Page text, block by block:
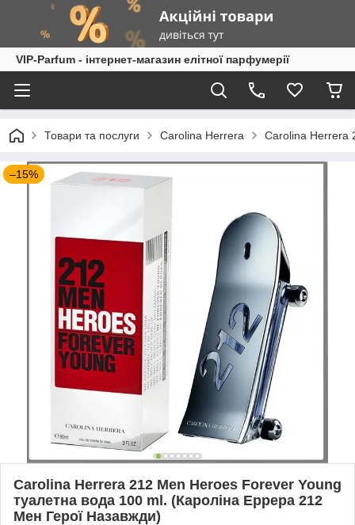
VIP-Parfum - інтернет-магазин елітної парфумерії
Товари та послуги Carolina Herrera Carolina Herrera
–15%
Carolina Herrera 212 Men Heroes Forever Young
туалетна вода 100 ml. (Кароліна Еррера 212
Мен Герої Назавжди)